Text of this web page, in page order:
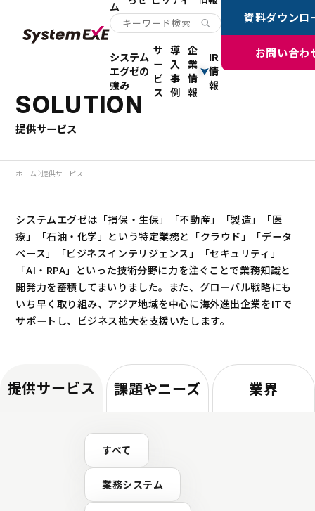
ム
システム
エグゼの
強み
サ
ー
ビ
ス
導
入
事
例
企
業
情
報
IR
情
報
資料ダウンロ
お問い合わ
SOLUTION
提供サービス
ホーム 提供サービス
システムエグゼは「損保・生保」「不動産」「製造」「医
療」「石油・化学」という特定業務と「クラウド」「データ
ベース」「ビジネスインテリジェンス」「セキュリティ」
「AI・RPA」といった技術分野に力を注ぐことで業務知識と
開発力を蓄積してまいりました。また、グローバル戦略にも
いち早く取り組み、アジア地域を中心に海外進出企業をITで
サポートし、ビジネス拡大を支援いたします。
提供サービス 課題やニーズ 業界
すべて
業務システム